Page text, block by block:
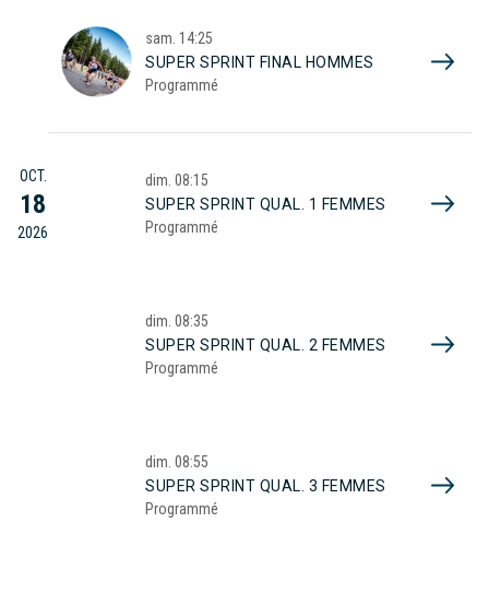
sam. 14:25
SUPER SPRINT FINAL HOMMES
Programmé
OCT.
18
2026
dim. 08:15
SUPER SPRINT QUAL. 1 FEMMES
Programmé
dim. 08:35
SUPER SPRINT QUAL. 2 FEMMES
Programmé
dim. 08:55
SUPER SPRINT QUAL. 3 FEMMES
Programmé